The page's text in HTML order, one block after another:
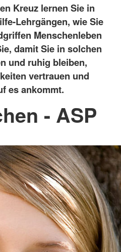
Kreuz lernen Sie in
Lehrgängen, wie Sie
Menschenleben
damit Sie in solchen
und ruhig bleiben,
vertrauen und
es ankommt.
- ASP